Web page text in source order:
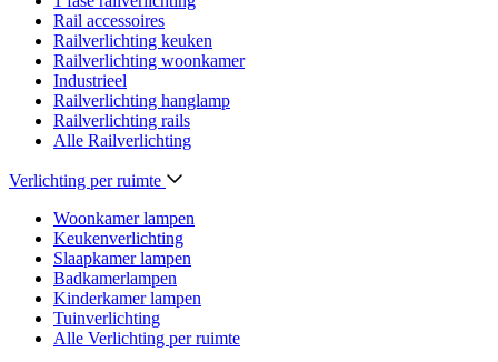
Rail accessoires
Railverlichting keuken
Railverlichting woonkamer
Industrieel
Railverlichting hanglamp
Railverlichting rails
Alle Railverlichting
Verlichting per ruimte
Woonkamer lampen
Keukenverlichting
Slaapkamer lampen
Badkamerlampen
Kinderkamer lampen
Tuinverlichting
Alle Verlichting per ruimte